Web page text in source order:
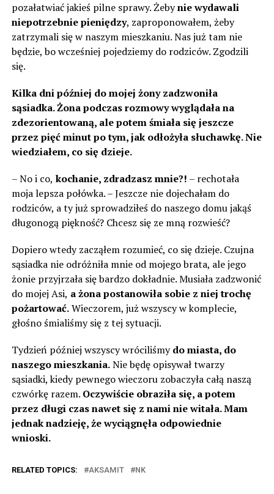
pozałatwiać jakieś pilne sprawy. Żebynie wydawali
niepotrzebnie pieniędzy, zaproponowałem, żeby
zatrzymali się w naszym mieszkaniu. Nas już tam nie
będzie, bo wcześniej pojedziemy do rodziców. Zgodzili
się.
Kilka dni później do mojej żony zadzwoniła
sąsiadka. Żona podczas rozmowy wyglądała na
zdezorientowaną, ale potem śmiała się jeszcze
przez pięć minut po tym, jak odłożyła słuchawkę. Nie
wiedziałem, co się dzieje.
– No i co, kochanie, zdradzasz mnie?! – rechotała
moja lepsza połówka. – Jeszcze nie dojechałam do
rodziców, a ty już sprowadziłeś do naszego domu jakąś
długonogą piękność? Chcesz się ze mną rozwieść?
Dopiero wtedy zacząłem rozumieć, co się dzieje. Czujna
sąsiadka nie odróżniła mnie od mojego brata, ale jego
żonie przyjrzała się bardzo dokładnie. Musiała zadzwonić
do mojej Asi, a żona postanowiła sobie z niej trochę
pożartować.Wieczorem, już wszyscy w komplecie,
głośno śmialiśmy się z tej sytuacji.
Tydzień później wszyscy wróciliśmydo miasta, do
naszego mieszkania.Nie będę opisywał twarzy
sąsiadki, kiedy pewnego wieczoru zobaczyła całą naszą
czwórkę razem. Oczywiście obraziła się, a potem
przez długi czas nawet się z nami nie witała. Mam
jednak nadzieję, że wyciągnęła odpowiednie
wnioski.
RELATED TOPICS: AKSAMIT NK